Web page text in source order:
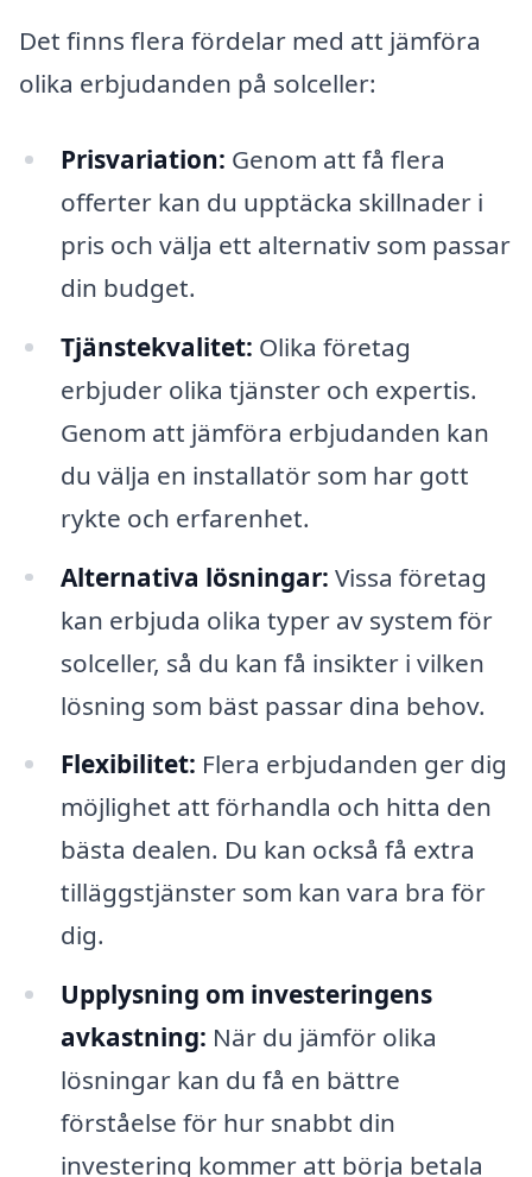
Det finns flera fördelar med att jämföra
olika erbjudanden på solceller:
Prisvariation: Genom att få flera
offerter kan du upptäcka skillnader i
pris och välja ett alternativ som passar
din budget.
Tjänstekvalitet: Olika företag
erbjuder olika tjänster och expertis.
Genom att jämföra erbjudanden kan
du välja en installatör som har gott
rykte och erfarenhet.
Alternativa lösningar: Vissa företag
kan erbjuda olika typer av system för
solceller, så du kan få insikter i vilken
lösning som bäst passar dina behov.
Flexibilitet: Flera erbjudanden ger dig
möjlighet att förhandla och hitta den
bästa dealen. Du kan också få extra
tilläggstjänster som kan vara bra för
dig.
Upplysning om investeringens
avkastning: När du jämför olika
lösningar kan du få en bättre
förståelse för hur snabbt din
investering kommer att börja betala